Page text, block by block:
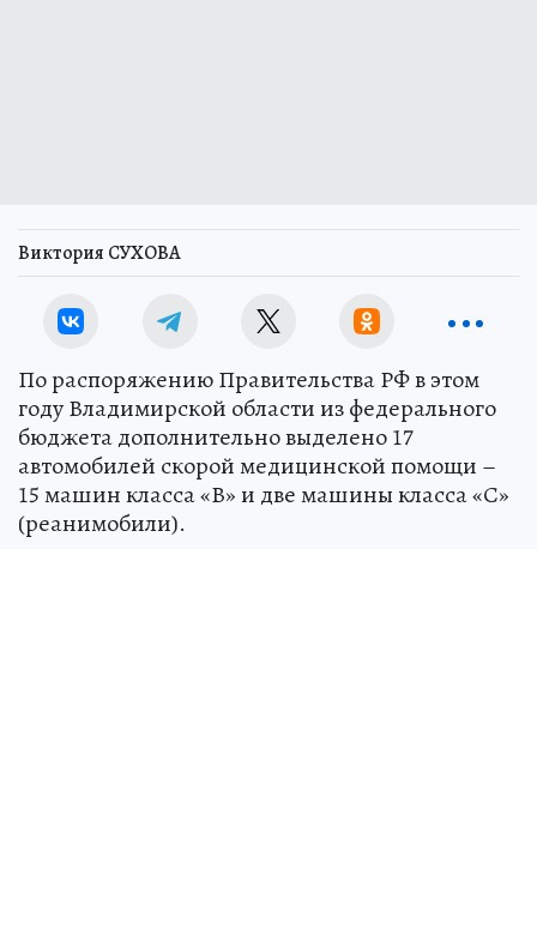
Виктория СУХОВА
По распоряжению Правительства РФ в этом
году Владимирской области из федерального
бюджета дополнительно выделено 17
автомобилей скорой медицинской помощи –
15 машин класса «В» и две машины класса «С»
(реанимобили).